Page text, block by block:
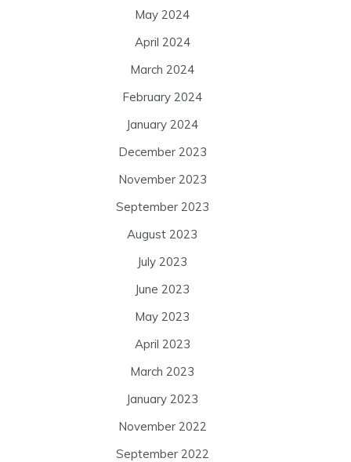
May 2024
April 2024
March 2024
February 2024
January 2024
December 2023
November 2023
September 2023
August 2023
July 2023
June 2023
May 2023
April 2023
March 2023
January 2023
November 2022
September 2022